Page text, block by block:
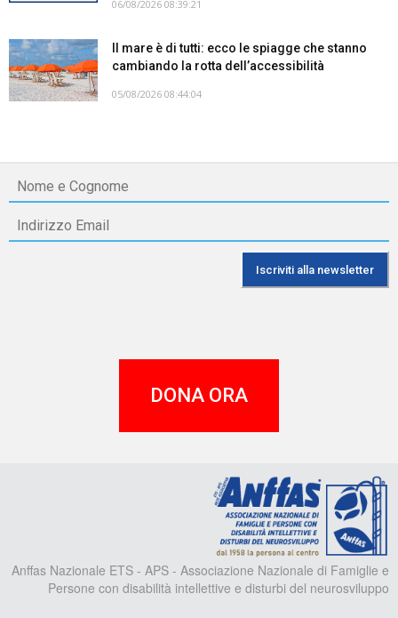
06/08/2026 08:39:21
Il mare è di tutti: ecco le spiagge che stanno
cambiando la rotta dell’accessibilità
05/08/2026 08:44:04
DONA ORA
Anffas Nazionale ETS - APS - Associazione Nazionale di Famiglie e
Persone con disabilità intellettive e disturbi del neurosviluppo